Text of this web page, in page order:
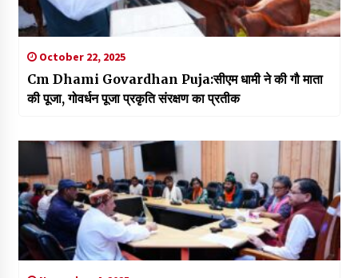
October 22, 2025
Cm Dhami Govardhan Puja:सीएम धामी ने की गौ माता
की पूजा, गोवर्धन पूजा प्रकृति संरक्षण का प्रतीक